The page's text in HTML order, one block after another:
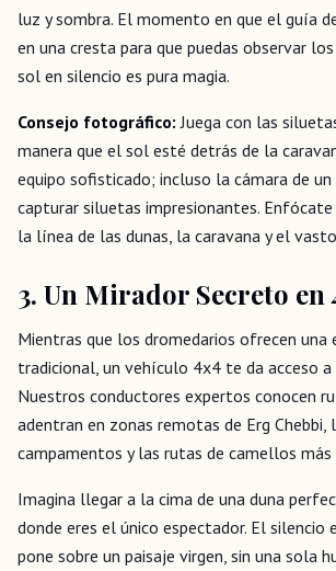
luz y sombra. El momento en que el guía
en una cresta para que puedas observar
sol en silencio es pura magia.
Consejo fotográfico: Juega con las
manera que el sol esté detrás de la
equipo sofisticado; incluso la cámara de
capturar siluetas impresionantes.
la línea de las dunas, la caravana y el
3. Un Mirador Secreto en
Mientras que los dromedarios ofrecen una
tradicional, un vehículo 4x4 te da acceso a
Nuestros conductores expertos conocen
adentran en zonas remotas de Erg Chebbi,
campamentos y las rutas de camellos
Imagina llegar a la cima de una duna
donde eres el único espectador. El
pone sobre un paisaje virgen, sin una sola